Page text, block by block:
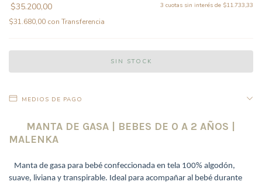
$35.200,00 3 cuotas sin interés de $11.733,33
$31.680,00 con Transferencia
MEDIOS DE PAGO
MANTA DE GASA | BEBES DE 0 A 2 AÑOS |
MALENKA
Manta de gasa para bebé confeccionada en tela 100% algodón,
suave, liviana y transpirable. Ideal para acompañar al bebé durante